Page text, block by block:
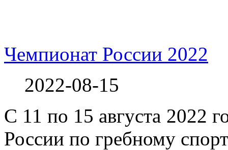
Чемпионат России 2022
2022-08-15
С 11 по 15 августа 2022
России по гребному